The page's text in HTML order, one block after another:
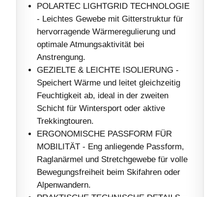
POLARTEC LIGHTGRID TECHNOLOGIE
- Leichtes Gewebe mit Gitterstruktur für
hervorragende Wärmeregulierung und
optimale Atmungsaktivität bei
Anstrengung.
GEZIELTE & LEICHTE ISOLIERUNG -
Speichert Wärme und leitet gleichzeitig
Feuchtigkeit ab, ideal in der zweiten
Schicht für Wintersport oder aktive
Trekkingtouren.
ERGONOMISCHE PASSFORM FÜR
MOBILITÄT - Eng anliegende Passform,
Raglanärmel und Stretchgewebe für volle
Bewegungsfreiheit beim Skifahren oder
Alpenwandern.